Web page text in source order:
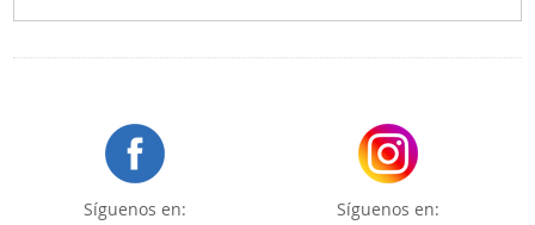
Síguenos en: Síguenos en: